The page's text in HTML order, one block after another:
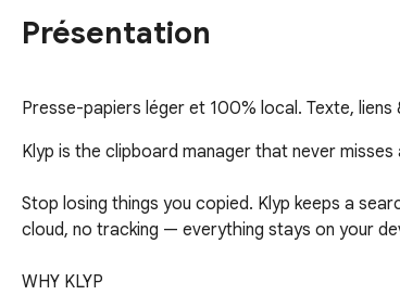
Présentation
Presse-papiers léger et 100% local. Texte,
Klyp is the clipboard manager that never
Stop losing things you copied. Klyp keeps a
cloud, no tracking — everything stays on your
WHY KLYP